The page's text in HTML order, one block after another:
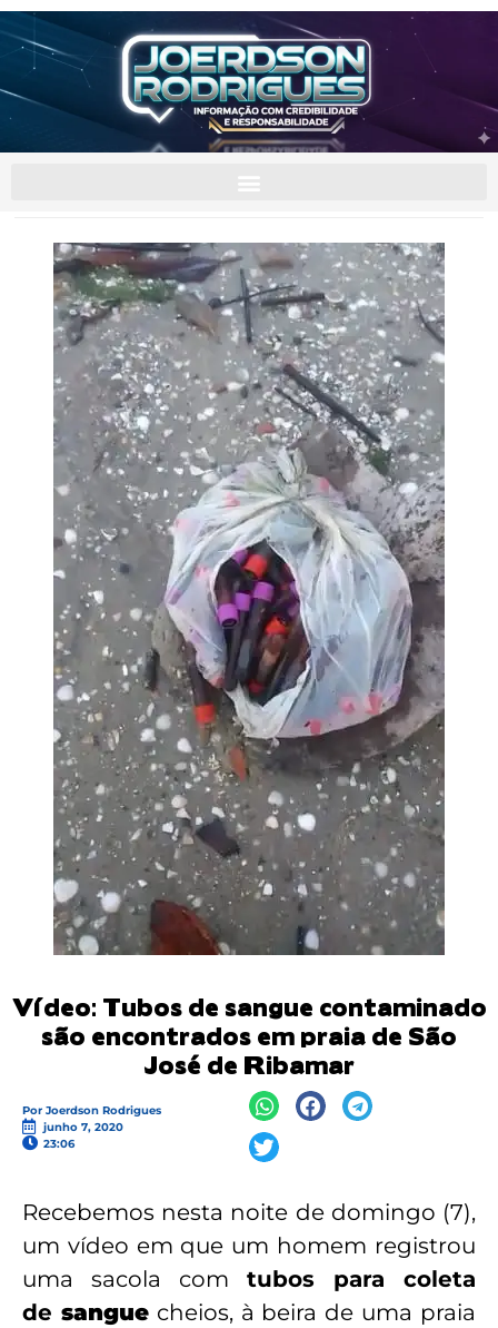
Vídeo: Tubos de sangue contaminado
são encontrados em praia de São
José de Ribamar
Por Joerdson Rodrigues
junho 7, 2020
23:06
Recebemos nesta noite de domingo (7),
um vídeo em que um homem registrou
uma sacola com tubos para coleta
de sanguecheios, à beira de uma praia